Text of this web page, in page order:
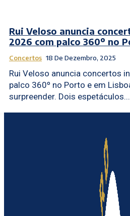
Rui Veloso anuncia
2026 com palco 360º no
Concertos 18 De Dezembro, 2025
Rui Veloso anuncia concertos
palco 360º no Porto e em
surpreender. Dois espetáculos...